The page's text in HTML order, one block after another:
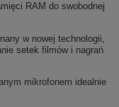
RAM do swobodnej
w nowej technologii,
setek filmów i nagrań
mikrofonem idealnie